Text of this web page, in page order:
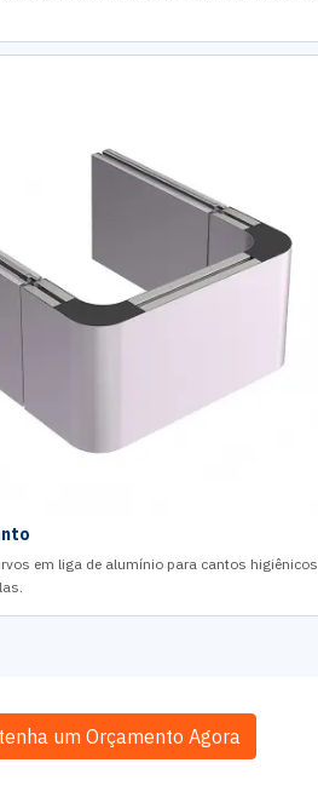
em liga de alumínio para cantos higiênicos
um Orçamento Agora